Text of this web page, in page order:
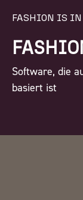
FASHION IS IN
Software, die
basiert ist